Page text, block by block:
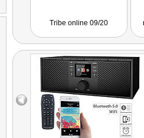
Tribe online 09/20